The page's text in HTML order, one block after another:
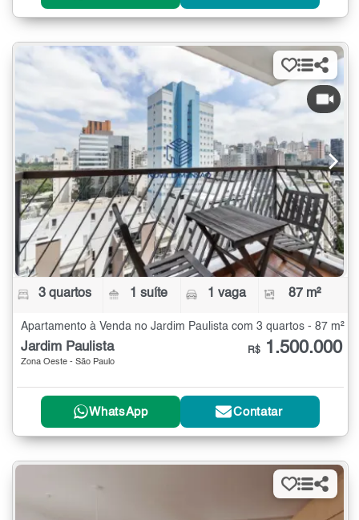
3 quartos 1 suíte 1 vaga 87 m²
Apartamento à Venda no Jardim Paulista com 3 quartos - 87 m²
Jardim Paulista
Zona Oeste - São Paulo
R$ 1.500.000
WhatsApp Contatar